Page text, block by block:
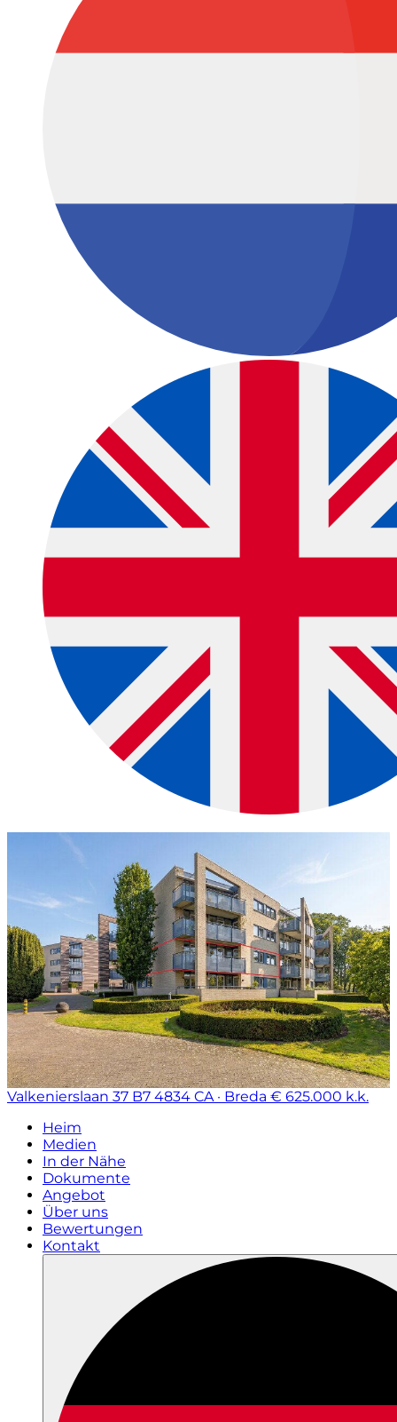
Valkenierslaan 37 B7 4834 CA · Breda € 625.000 k.k.
Heim
Medien
In der Nähe
Dokumente
Angebot
Über uns
Bewertungen
Kontakt